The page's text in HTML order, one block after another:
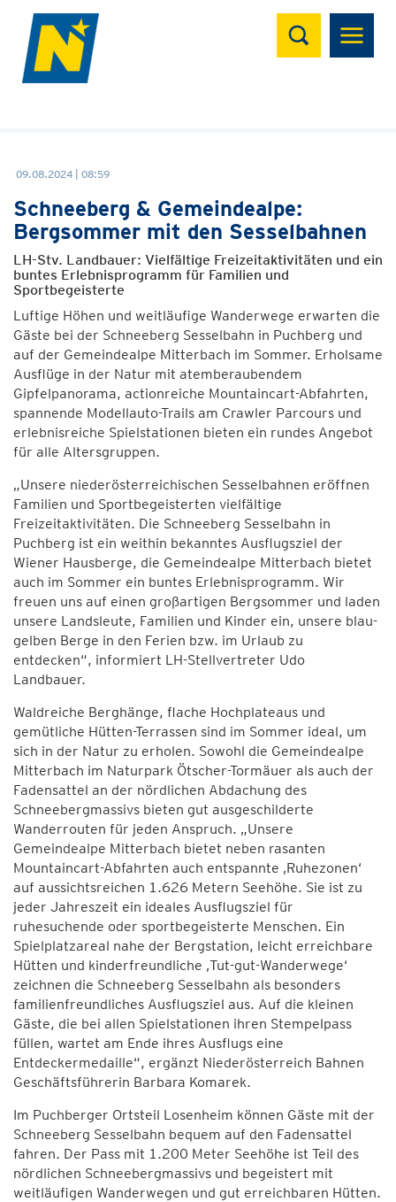
Suchen
09.08.2024 | 08:59
Schneeberg & Gemeindealpe:
Bergsommer mit den Sesselbahnen
LH-Stv. Landbauer: Vielfältige Freizeitaktivitäten und ein
buntes Erlebnisprogramm für Familien und
Sportbegeisterte
Luftige Höhen und weitläufige Wanderwege erwarten die
Gäste bei der Schneeberg Sesselbahn in Puchberg und
auf der Gemeindealpe Mitterbach im Sommer. Erholsame
Ausflüge in der Natur mit atemberaubendem
Gipfelpanorama, actionreiche Mountaincart-Abfahrten,
spannende Modellauto-Trails am Crawler Parcours und
erlebnisreiche Spielstationen bieten ein rundes Angebot
für alle Altersgruppen.
„Unsere niederösterreichischen Sesselbahnen eröffnen
Familien und Sportbegeisterten vielfältige
Freizeitaktivitäten. Die Schneeberg Sesselbahn in
Puchberg ist ein weithin bekanntes Ausflugsziel der
Wiener Hausberge, die Gemeindealpe Mitterbach bietet
auch im Sommer ein buntes Erlebnisprogramm. Wir
freuen uns auf einen großartigen Bergsommer und laden
unsere Landsleute, Familien und Kinder ein, unsere blau-
gelben Berge in den Ferien bzw. im Urlaub zu
entdecken“, informiert LH-Stellvertreter Udo
Landbauer.
Waldreiche Berghänge, flache Hochplateaus und
gemütliche Hütten-Terrassen sind im Sommer ideal, um
sich in der Natur zu erholen. Sowohl die Gemeindealpe
Mitterbach im Naturpark Ötscher-Tormäuer als auch der
Fadensattel an der nördlichen Abdachung des
Schneebergmassivs bieten gut ausgeschilderte
Wanderrouten für jeden Anspruch. „Unsere
Gemeindealpe Mitterbach bietet neben rasanten
Mountaincart-Abfahrten auch entspannte ‚Ruhezonen‘
auf aussichtsreichen 1.626 Metern Seehöhe. Sie ist zu
jeder Jahreszeit ein ideales Ausflugsziel für
ruhesuchende oder sportbegeisterte Menschen. Ein
Spielplatzareal nahe der Bergstation, leicht erreichbare
Hütten und kinderfreundliche ‚Tut-gut-Wanderwege‘
zeichnen die Schneeberg Sesselbahn als besonders
familienfreundliches Ausflugsziel aus. Auf die kleinen
Gäste, die bei allen Spielstationen ihren Stempelpass
füllen, wartet am Ende ihres Ausflugs eine
Entdeckermedaille“, ergänzt Niederösterreich Bahnen
Geschäftsführerin Barbara Komarek.
Im Puchberger Ortsteil Losenheim können Gäste mit der
Schneeberg Sesselbahn bequem auf den Fadensattel
fahren. Der Pass mit 1.200 Meter Seehöhe ist Teil des
nördlichen Schneebergmassivs und begeistert mit
weitläufigen Wanderwegen und gut erreichbaren Hütten.